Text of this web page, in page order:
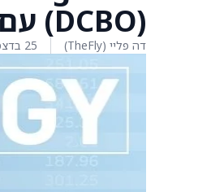
‏(DCBO) עם דירוג קנייה ומחיר יעד של 35 דולר
דה פליי (TheFly) 25 בדצמבר 2025